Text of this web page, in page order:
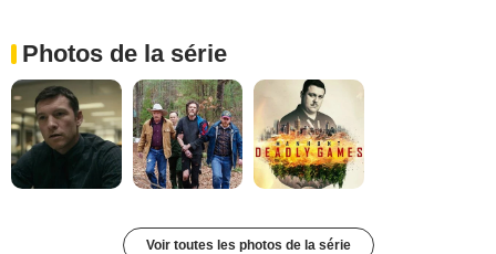
Photos de la série
Voir toutes les photos de la série